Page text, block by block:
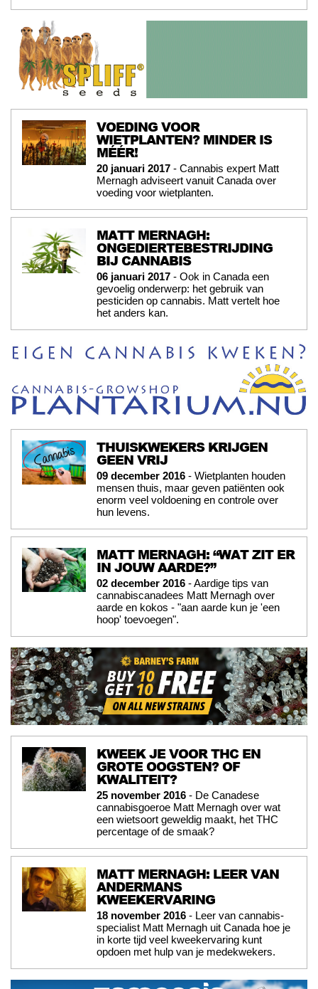
VOEDING VOOR
WIETPLANTEN? MINDER IS
MÉÉR!
20 januari 2017 - Cannabis expert Matt
Mernagh adviseert vanuit Canada over
voeding voor wietplanten.
MATT MERNAGH:
ONGEDIERTEBESTRIJDING
BIJ CANNABIS
06 januari 2017 - Ook in Canada een
gevoelig onderwerp: het gebruik van
pesticiden op cannabis. Matt vertelt hoe
het anders kan.
THUISKWEKERS KRIJGEN
GEEN VRIJ
09 december 2016 - Wietplanten houden
mensen thuis, maar geven patiënten ook
enorm veel voldoening en controle over
hun levens.
MATT MERNAGH: “WAT ZIT ER
IN JOUW AARDE?”
02 december 2016 - Aardige tips van
cannabiscanadees Matt Mernagh over
aarde en kokos - "aan aarde kun je 'een
hoop' toevoegen".
KWEEK JE VOOR THC EN
GROTE OOGSTEN? OF
KWALITEIT?
25 november 2016 - De Canadese
cannabisgoeroe Matt Mernagh over wat
een wietsoort geweldig maakt, het THC
percentage of de smaak?
MATT MERNAGH: LEER VAN
ANDERMANS
KWEEKERVARING
18 november 2016 - Leer van cannabis-
specialist Matt Mernagh uit Canada hoe je
in korte tijd veel kweekervaring kunt
opdoen met hulp van je medekwekers.